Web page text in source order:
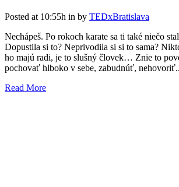
Posted at 10:55h in by TEDxBratislava
Nechápeš. Po rokoch karate sa ti také niečo
Dopustila si to? Neprivodila si si to sama?
ho majú radi, je to slušný človek… Znie to
pochovať hlboko v sebe, zabudnúť,
Read More